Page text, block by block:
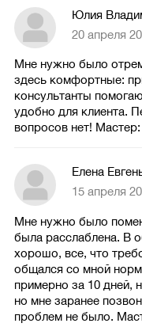
Юлия
20 апреля
Мне нужно было
здесь комфортные:
консультанты
удобно для клиента.
вопросов нет! Мастер:
Елена
15 апреля
Мне нужно было
была расслаблена. В
хорошо, все, что
общался со мной
примерно за 10 дней,
но мне заранее
проблем не было.